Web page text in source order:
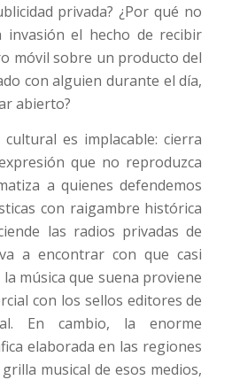
privada? ¿Por qué no
invasión el hecho de recibir
móvil sobre un producto del
con alguien durante el día,
abierto?
es implacable: cierra
que no reproduzca
a quienes defendemos
con raigambre histórica
las radios privadas de
a encontrar con que casi
música que suena proviene
con los sellos editores de
En cambio, la enorme
elaborada en las regiones
musical de esos medios,